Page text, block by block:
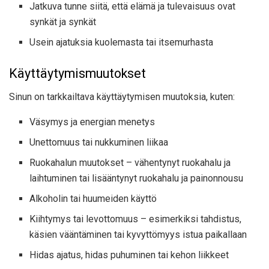
Jatkuva tunne siitä, että elämä ja tulevaisuus ovat
synkät ja synkät
Usein ajatuksia kuolemasta tai itsemurhasta
Käyttäytymismuutokset
Sinun on tarkkailtava käyttäytymisen muutoksia, kuten:
Väsymys ja energian menetys
Unettomuus tai nukkuminen liikaa
Ruokahalun muutokset – vähentynyt ruokahalu ja
laihtuminen tai lisääntynyt ruokahalu ja painonnousu
Alkoholin tai huumeiden käyttö
Kiihtymys tai levottomuus – esimerkiksi tahdistus,
käsien vääntäminen tai kyvyttömyys istua paikallaan
Hidas ajatus, hidas puhuminen tai kehon liikkeet